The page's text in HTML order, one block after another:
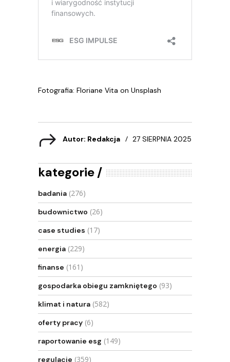
Fotografia: Floriane Vita on Unsplash
Autor: Redakcja 27 SIERPNIA 2025
kategorie
badania (276)
budownictwo (26)
case studies (17)
energia (229)
finanse (161)
gospodarka obiegu zamkniętego (93)
klimat i natura (582)
oferty pracy (6)
raportowanie esg (149)
regulacje (359)